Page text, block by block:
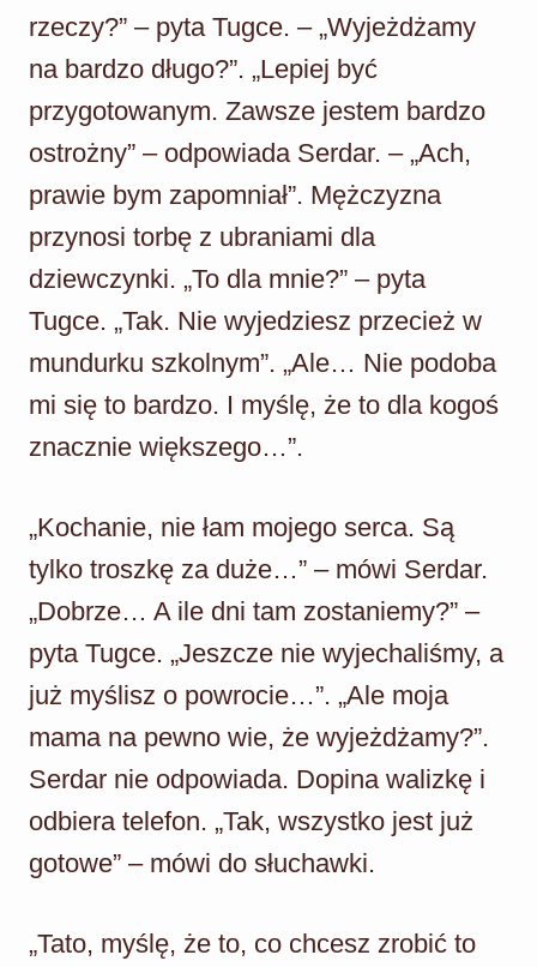
rzeczy?” – pyta Tugce. – „Wyjeżdżamy
na bardzo długo?”. „Lepiej być
przygotowanym. Zawsze jestem bardzo
ostrożny” – odpowiada Serdar. – „Ach,
prawie bym zapomniał”. Mężczyzna
przynosi torbę z ubraniami dla
dziewczynki. „To dla mnie?” – pyta
Tugce. „Tak. Nie wyjedziesz przecież w
mundurku szkolnym”. „Ale… Nie podoba
mi się to bardzo. I myślę, że to dla kogoś
znacznie większego…”.
„Kochanie, nie łam mojego serca. Są
tylko troszkę za duże…” – mówi Serdar.
„Dobrze… A ile dni tam zostaniemy?” –
pyta Tugce. „Jeszcze nie wyjechaliśmy, a
już myślisz o powrocie…”. „Ale moja
mama na pewno wie, że wyjeżdżamy?”.
Serdar nie odpowiada. Dopina walizkę i
odbiera telefon. „Tak, wszystko jest już
gotowe” – mówi do słuchawki.
„Tato, myślę, że to, co chcesz zrobić to